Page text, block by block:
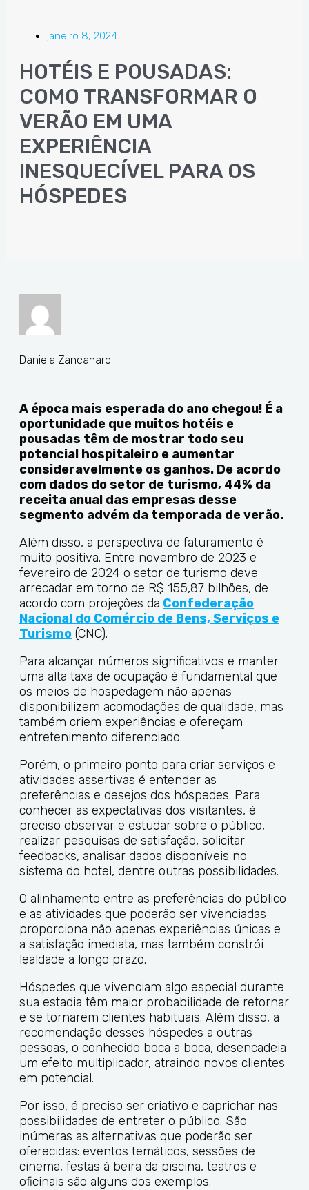
janeiro 8, 2024
HOTÉIS E POUSADAS:
COMO TRANSFORMAR O
VERÃO EM UMA
EXPERIÊNCIA
INESQUECÍVEL PARA OS
HÓSPEDES
Daniela Zancanaro
A época mais esperada do ano chegou! É a
oportunidade que muitos hotéis e
pousadas têm de mostrar todo seu
potencial hospitaleiro e aumentar
consideravelmente os ganhos. De acordo
com dados do setor de turismo, 44% da
receita anual das empresas desse
segmento advém da temporada de verão.
Além disso, a perspectiva de faturamento é
muito positiva. Entre novembro de 2023 e
fevereiro de 2024 o setor de turismo deve
arrecadar em torno de R$ 155,87 bilhões, de
acordo com projeções da Confederação
Nacional do Comércio de Bens, Serviços e
Turismo (CNC).
Para alcançar números significativos e manter
uma alta taxa de ocupação é fundamental que
os meios de hospedagem não apenas
disponibilizem acomodações de qualidade, mas
também criem experiências e ofereçam
entretenimento diferenciado.
Porém, o primeiro ponto para criar serviços e
atividades assertivas é entender as
preferências e desejos dos hóspedes. Para
conhecer as expectativas dos visitantes, é
preciso observar e estudar sobre o público,
realizar pesquisas de satisfação, solicitar
feedbacks, analisar dados disponíveis no
sistema do hotel, dentre outras possibilidades.
O alinhamento entre as preferências do público
e as atividades que poderão ser vivenciadas
proporciona não apenas experiências únicas e
a satisfação imediata, mas também constrói
lealdade a longo prazo.
Hóspedes que vivenciam algo especial durante
sua estadia têm maior probabilidade de retornar
e se tornarem clientes habituais. Além disso, a
recomendação desses hóspedes a outras
pessoas, o conhecido boca a boca, desencadeia
um efeito multiplicador, atraindo novos clientes
em potencial.
Por isso, é preciso ser criativo e caprichar nas
possibilidades de entreter o público. São
inúmeras as alternativas que poderão ser
oferecidas: eventos temáticos, sessões de
cinema, festas à beira da piscina, teatros e
oficinais são alguns dos exemplos.